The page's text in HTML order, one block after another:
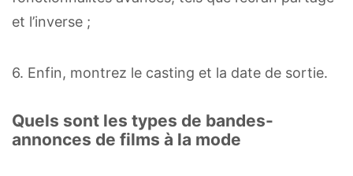
et l’inverse ;
6. Enfin, montrez le casting et la date de sortie.
Quels sont les types de bandes-
annonces de films à la mode